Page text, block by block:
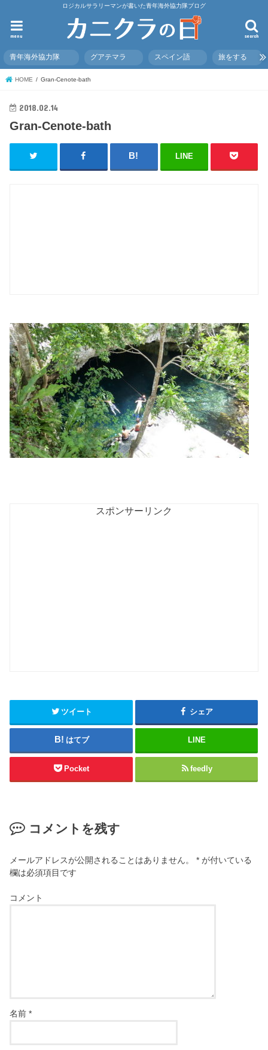
ロジカルサラリーマンが書いた青年海外協力隊ブログ
search
menu
青年海外協力隊 グアテマラ スペイン語 旅をする
HOME Gran-Cenote-bath
2018.02.14
Gran-Cenote-bath
LINE
スポンサーリンク
ツイート シェア
はてブ LINE
Pocket feedly
コメントを残す
メールアドレスが公開されることはありません。 * が付いている
欄は必須項目です
コメント
名前*